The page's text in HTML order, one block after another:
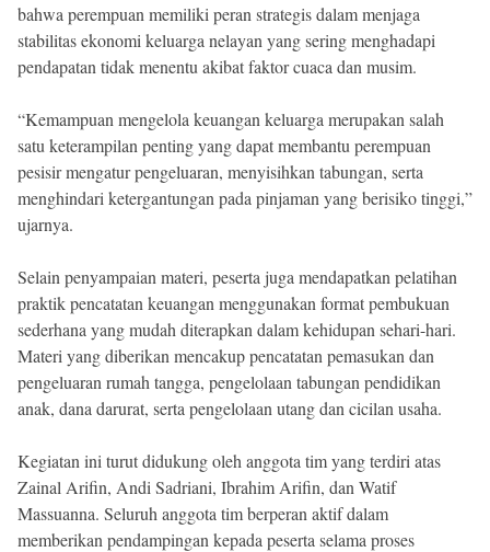
bahwa perempuan memiliki peran strategis dalam menjaga
stabilitas ekonomi keluarga nelayan yang sering menghadapi
pendapatan tidak menentu akibat faktor cuaca dan musim.
“Kemampuan mengelola keuangan keluarga merupakan salah
satu keterampilan penting yang dapat membantu perempuan
pesisir mengatur pengeluaran, menyisihkan tabungan, serta
menghindari ketergantungan pada pinjaman yang berisiko tinggi,”
ujarnya.
Selain penyampaian materi, peserta juga mendapatkan pelatihan
praktik pencatatan keuangan menggunakan format pembukuan
sederhana yang mudah diterapkan dalam kehidupan sehari-hari.
Materi yang diberikan mencakup pencatatan pemasukan dan
pengeluaran rumah tangga, pengelolaan tabungan pendidikan
anak, dana darurat, serta pengelolaan utang dan cicilan usaha.
Kegiatan ini turut didukung oleh anggota tim yang terdiri atas
Zainal Arifin, Andi Sadriani, Ibrahim Arifin, dan Watif
Massuanna. Seluruh anggota tim berperan aktif dalam
memberikan pendampingan kepada peserta selama proses